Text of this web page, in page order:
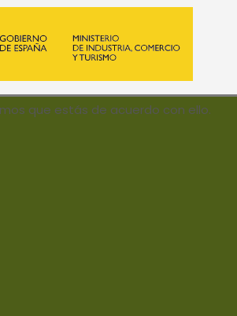
que estás de acuerdo con ello.